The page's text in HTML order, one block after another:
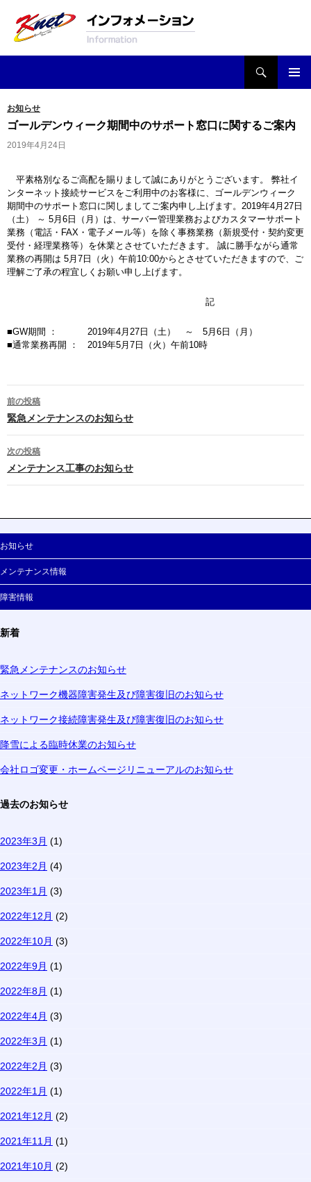
お知らせ
ゴールデンウィーク期間中のサポート窓口に関するご案内
2019年4月24日
平素格別なるご高配を賜りまして誠にありがとうございます。 弊社イ
ンターネット接続サービスをご利用中のお客様に、ゴールデンウィーク
期間中のサポート窓口に関しましてご案内申し上げます。2019年4月27日
（土） ～ 5月6日（月）は、サーバー管理業務およびカスタマーサポート
業務（電話・FAX・電子メール等）を除く事務業務（新規受付・契約変更
受付・経理業務等）を休業とさせていただきます。 誠に勝手ながら通常
業務の再開は 5月7日（火）午前10:00からとさせていただきますので、ご
理解ご了承の程宜しくお願い申し上げます。
記
■GW期間 ： 2019年4月27日（土） ～ 5月6日（月）
■通常業務再開 ： 2019年5月7日（火）午前10時
投稿ナビゲーション
前の投稿
緊急メンテナンスのお知らせ
次の投稿
メンテナンス工事のお知らせ
お知らせ
メンテナンス情報
障害情報
新着
緊急メンテナンスのお知らせ
ネットワーク機器障害発生及び障害復旧のお知らせ
ネットワーク接続障害発生及び障害復旧のお知らせ
降雪による臨時休業のお知らせ
会社ロゴ変更・ホームページリニューアルのお知らせ
過去のお知らせ
2023年3月 (1)
2023年2月 (4)
2023年1月 (3)
2022年12月 (2)
2022年10月 (3)
2022年9月 (1)
2022年8月 (1)
2022年4月 (3)
2022年3月 (1)
2022年2月 (3)
2022年1月 (1)
2021年12月 (2)
2021年11月 (1)
2021年10月 (2)